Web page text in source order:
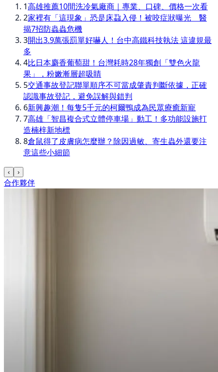
1高雄推薦10間洗冷氣廠商｜專業、口碑、價格一次看
2家裡有「這現象」恐是床蝨入侵！被咬症狀曝光 醫
揭7招防蟲蟲危機
3開出3.9萬張罰單好嚇人！台中高鐵科技執法 這違規最
多
4比日本麝香葡萄甜！台灣耗時28年獨創「雙色火龍
果」，粉嫩漸層超吸睛
5交通事故登記聯單順序不可當成肇責判斷依據，正確
認識事故登記，避免誤解與錯判
6新興趣潮！每隻5千元的柯爾鴨成為民眾療癒新寵
7高雄「智昌複合式立體停車場」動工！多功能設施打
造楠梓新地標
8倉鼠得了皮膚病怎麼辦？除因過敏、寄生蟲外還要注
意這些小細節
‹ ›
合作夥伴